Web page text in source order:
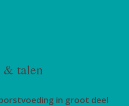
& talen
in groot deel